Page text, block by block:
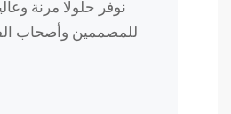
للمصممين وأصحاب